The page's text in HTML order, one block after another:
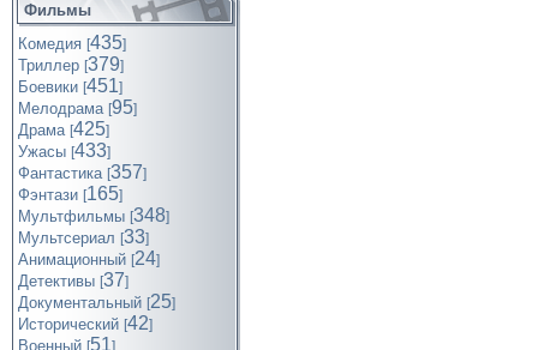
Фильмы
Комедия [435]
Триллер [379]
Боевики [451]
Мелодрама [95]
Драма [425]
Ужасы [433]
Фантастика [357]
Фэнтази [165]
Мультфильмы [348]
Мультсериал [33]
Анимационный [24]
Детективы [37]
Документальный [25]
Исторический [42]
Военный [51]